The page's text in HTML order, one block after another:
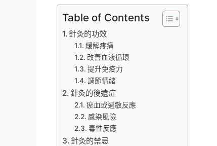
Table of Contents
針灸的功效
緩解疼痛
改善血液循環
提升免疫力
調節情緒
針灸的後遺症
瘀血或過敏反應
感染風險
毒性反應
針灸的禁忌